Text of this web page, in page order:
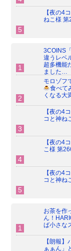
【夜の4
ねこ様 第
3COINS
違うレベ
超多機能
ました…
モロゾフ
食べて
くなる大
【夜の4
コと神ね
【夜の4
こ様 第
【夜の4
コと神ね
お茶を作
ん！
ば小さな
【朗報
ぁぁん」